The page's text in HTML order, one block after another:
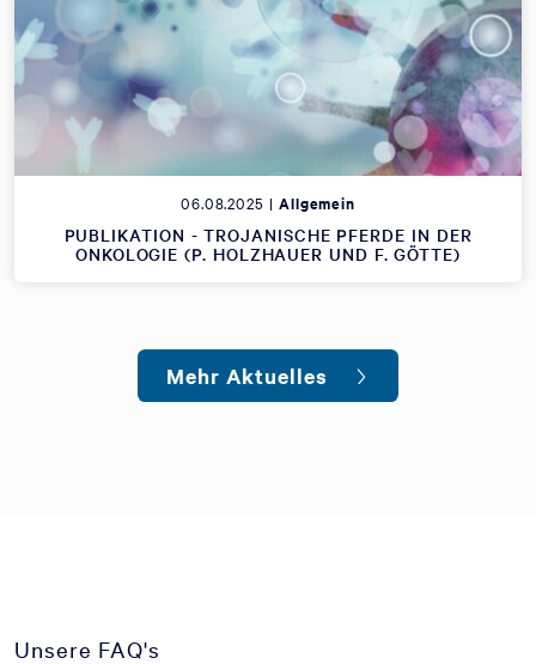
06.08.2025 | Allgemein
PUBLIKATION - TROJANISCHE PFERDE IN DER
ONKOLOGIE (P. HOLZHAUER UND F. GÖTTE)
Mehr Aktuelles
Unsere FAQ's